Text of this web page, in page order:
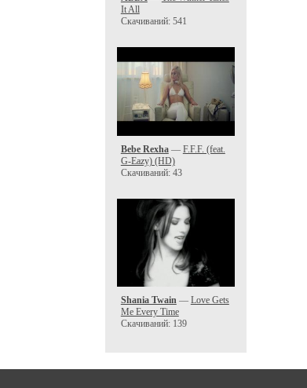
It All
Скачиваний: 541
Bebe Rexha— F.F.F. (feat.
G-Eazy) (HD)
Скачиваний: 43
Shania Twain— Love Gets
Me Every Time
Скачиваний: 139